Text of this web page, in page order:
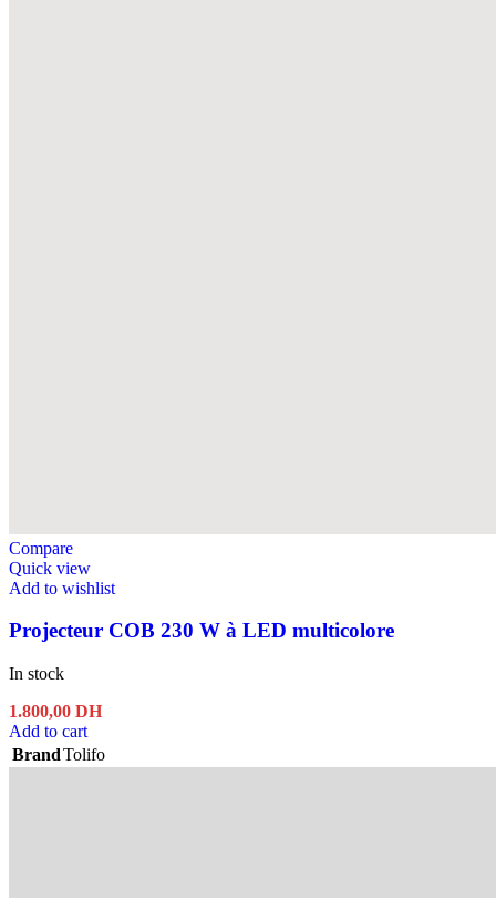
Compare
Quick view
Add to wishlist
Projecteur COB 230 W à LED multicolore
In stock
1.800,00 DH
Add to cart
BrandTolifo